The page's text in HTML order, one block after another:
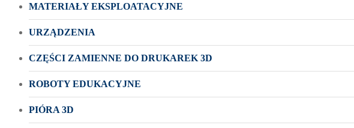
MATERIAŁY EKSPLOATACYJNE
URZĄDZENIA
CZĘŚCI ZAMIENNE DO DRUKAREK 3D
ROBOTY EDUKACYJNE
PIÓRA 3D